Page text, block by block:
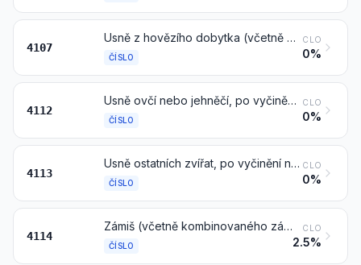
4107
Usně z hovězího dobytka (včetně buvolů) nebo koní a jiných lichokopytníků, po vyčinění nebo po zpracování na crust dále upravené, včetně kůží zpracovaných na pergamen, odchlupené, též štípané, jiné než usně čísla 4114
ČÍSLO
CLO
0%
4112
Usně ovčí nebo jehněčí, po vyčinění nebo po zpracování na crust dále upravené, včetně kůží zpracovaných na pergamen, odchlupené, též štípané, jiné než usně čísla 4114
ČÍSLO
CLO
0%
4113
Usně ostatních zvířat, po vyčinění nebo po zpracování na crust dále upravené, včetně kůží zpracovaných na pergamen, odchlupené, též štípané, jiné než usně čísla 4114
ČÍSLO
CLO
0%
4114
Zámiš (včetně kombinovaného zámiše); lakové usně a lakové-laminované usně; metalizované usně
ČÍSLO
CLO
2.5%